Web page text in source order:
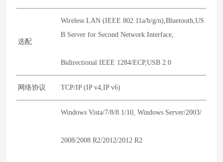
选配
Wireless LAN (IEEE 802.11a/b/g/n),Bluetooth,US
B Server for Second Network Interface,
Bidirectional IEEE 1284/ECP,USB 2.0
网络协议 TCP/IP (IP v4,IP v6)
Windows Vista/7/8/8.1/10, Windows Server/2003/
2008/2008 R2/2012/2012 R2